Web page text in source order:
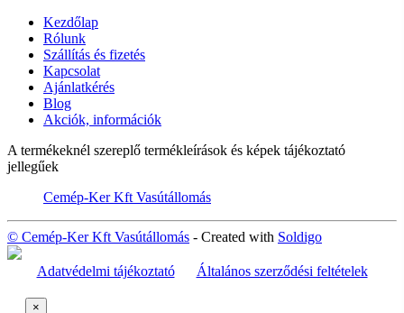
Kezdőlap
Rólunk
Szállítás és fizetés
Kapcsolat
Ajánlatkérés
Blog
Akciók, információk
A termékeknél szereplő termékleírások és képek tájékoztató
jellegűek
Cemép-Ker Kft Vasútállomás
© Cemép-Ker Kft Vasútállomás - Created with Soldigo
Adatvédelmi tájékoztató Általános szerződési feltételek
×